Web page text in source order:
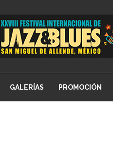
GALERÍAS PROMOCIÓN